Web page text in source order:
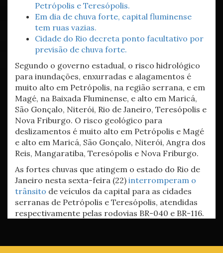
Petrópolis e Teresópolis.
Em dia de chuva forte, capital fluminense
tem ruas vazias.
Cidade do Rio decreta ponto facultativo por
previsão de chuva forte.
Segundo o governo estadual, o risco hidrológico
para inundações, enxurradas e alagamentos é
muito alto em Petrópolis, na região serrana, e em
Magé, na Baixada Fluminense, e alto em Maricá,
São Gonçalo, Niterói, Rio de Janeiro, Teresópolis e
Nova Friburgo. O risco geológico para
deslizamentos é muito alto em Petrópolis e Magé
e alto em Maricá, São Gonçalo, Niterói, Angra dos
Reis, Mangaratiba, Teresópolis e Nova Friburgo.
As fortes chuvas que atingem o estado do Rio de
Janeiro nesta sexta-feira (22) interromperam o
trânsito de veículos da capital para as cidades
serranas de Petrópolis e Teresópolis, atendidas
respectivamente pelas rodovias BR-040 e BR-116.